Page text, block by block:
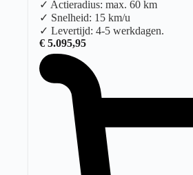
✓ Actieradius: max. 60 km
✓ Snelheid: 15 km/u
✓ Levertijd: 4-5 werkdagen.
€ 5.095,95